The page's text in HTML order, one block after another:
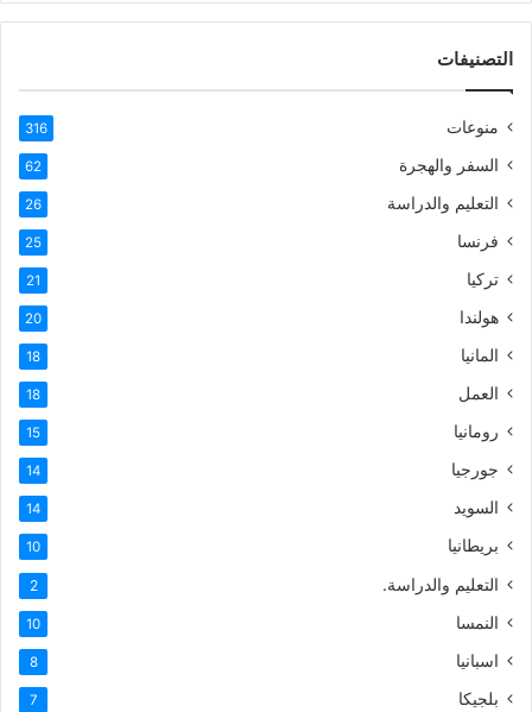
التصنيفات
منوعات 316
السفر والهجرة 62
التعليم والدراسة 26
فرنسا 25
تركيا 21
هولندا 20
المانيا 18
العمل 18
رومانيا 15
جورجيا 14
السويد 14
بريطانيا 10
التعليم والدراسة. 2
النمسا 10
اسبانيا 8
بلجيكا 7